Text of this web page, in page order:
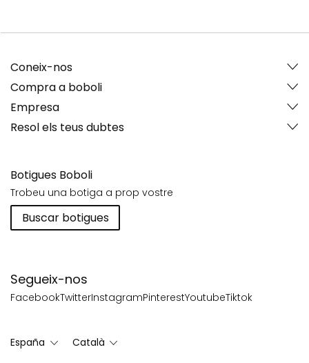
Segueix-nos
FacebookTwitterInstagramPinterestYoutubeTiktok
Coneix-nos
Compra a boboli
Empresa
Resol els teus dubtes
Botigues Boboli
Trobeu una botiga a prop vostre
Buscar botigues
España
Català